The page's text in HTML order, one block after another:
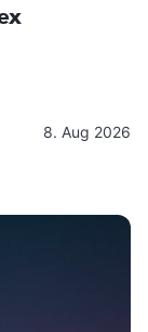
8. Aug 2026